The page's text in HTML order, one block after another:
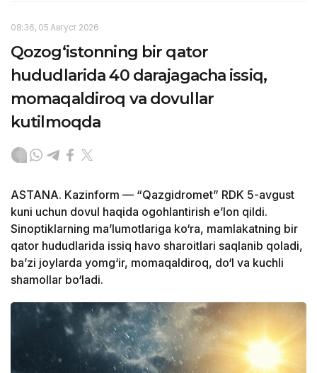
08:36, 05 Август 2026
Qozog‘istonning bir qator
hududlarida 40 darajagacha issiq,
momaqaldiroq va dovullar
kutilmoqda
ASTANA. Kazinform — “Qazgidromet” RDK 5-avgust
kuni uchun dovul haqida ogohlantirish e’lon qildi.
Sinoptiklarning ma’lumotlariga ko‘ra, mamlakatning bir
qator hududlarida issiq havo sharoitlari saqlanib qoladi,
ba’zi joylarda yomg‘ir, momaqaldiroq, do‘l va kuchli
shamollar bo‘ladi.